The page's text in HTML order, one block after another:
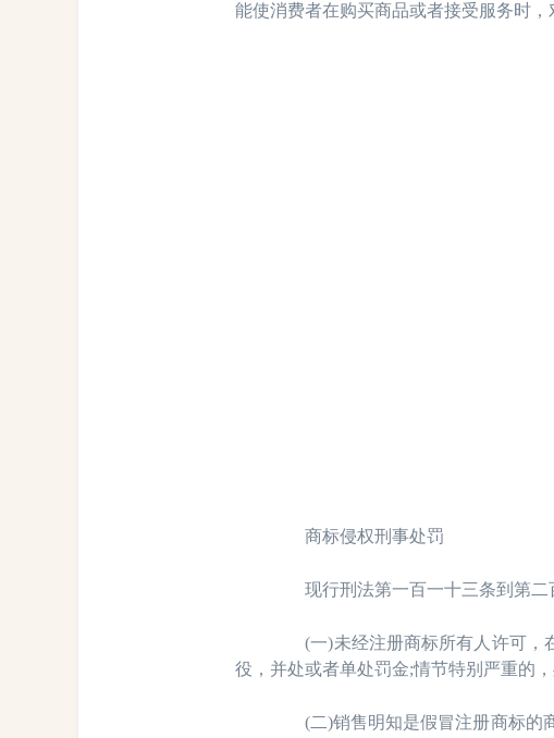
能使消费者在购买商品或者接受服务时
商标侵权刑事处罚
现行刑法第一百一十三条到第二
(一)未经注册商标所有人许可，在
役，并处或者单处罚金;情节特别严重的
(二)销售明知是假冒注册商标的商